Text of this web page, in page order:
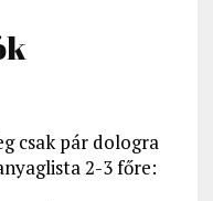
csak pár dologra
2-3 főre: